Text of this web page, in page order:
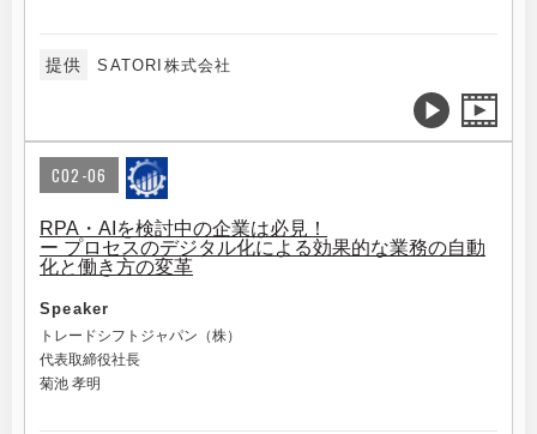
提供 SATORI株式会社
C02-06
RPA・AIを検討中の企業は必見！
ー プロセスのデジタル化による効果的な業務の自動
化と働き方の変革
Speaker
トレードシフトジャパン（株）
代表取締役社長
菊池 孝明